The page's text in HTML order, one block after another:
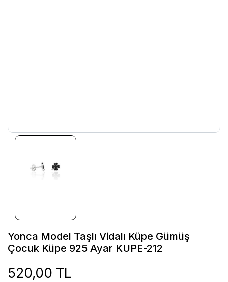
Yonca Model Taşlı Vidalı Küpe Gümüş
Çocuk Küpe 925 Ayar KUPE-212
520,00 TL